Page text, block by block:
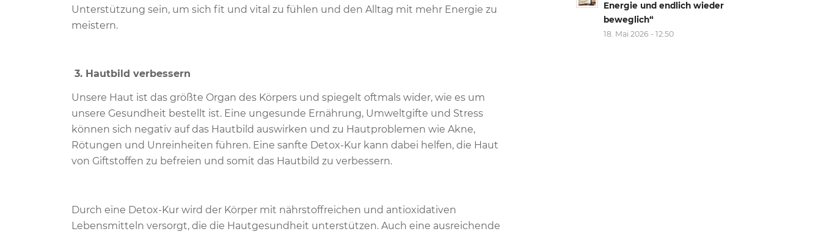
Unterstützung sein, um sich fit und vital zu fühlen und den Alltag mit mehr Energie zu
meistern.
3. Hautbild verbessern
Unsere Haut ist das größte Organ des Körpers und spiegelt oftmals wider, wie es um
unsere Gesundheit bestellt ist. Eine ungesunde Ernährung, Umweltgifte und Stress
können sich negativ auf das Hautbild auswirken und zu Hautproblemen wie Akne,
Rötungen und Unreinheiten führen. Eine sanfte Detox-Kur kann dabei helfen, die Haut
von Giftstoffen zu befreien und somit das Hautbild zu verbessern.
Durch eine Detox-Kur wird der Körper mit nährstoffreichen und antioxidativen
Lebensmitteln versorgt, die die Hautgesundheit unterstützen. Auch eine ausreichende
Energie und endlich wieder
beweglich“
18. Mai 2026 - 12:50